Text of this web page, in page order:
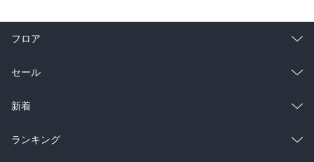
フロア
総合
ラノベ
雑誌・グラビア
セール
総合
ラノベ
新着
総合
ランキング